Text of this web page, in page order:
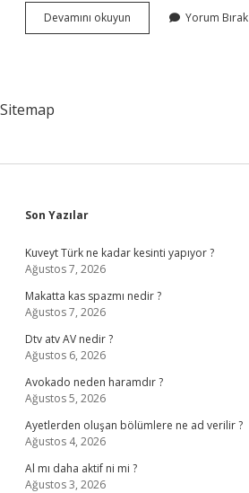
Devamını okuyun
Aydın
Yorum Bırak
Sitemap
Sidebar
Son Yazılar
Kuveyt Türk ne kadar kesinti yapıyor ?
Ağustos 7, 2026
Makatta kas spazmı nedir ?
Ağustos 7, 2026
Dtv atv AV nedir ?
Ağustos 6, 2026
Avokado neden haramdır ?
Ağustos 5, 2026
Ayetlerden oluşan bölümlere ne ad verilir ?
Ağustos 4, 2026
Al mı daha aktif ni mi ?
Ağustos 3, 2026